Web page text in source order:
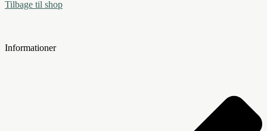
Tilbage til shop
Informationer